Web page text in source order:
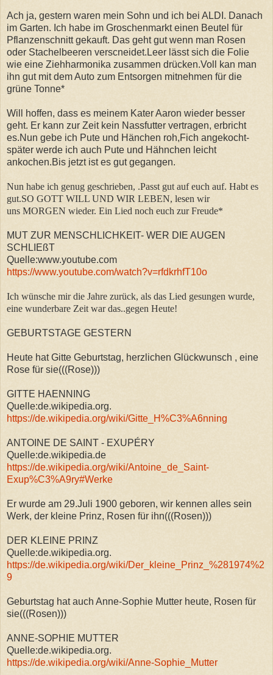
Ach ja, gestern waren mein Sohn und ich bei ALDI. Danach
im Garten. Ich habe im Groschenmarkt einen Beutel für
Pflanzenschnitt gekauft. Das geht gut wenn man Rosen
oder Stachelbeeren verscneidet.Leer lässt sich die Folie
wie eine Ziehharmonika zusammen drücken.Voll kan man
ihn gut mit dem Auto zum Entsorgen mitnehmen für die
grüne Tonne*
Will hoffen, dass es meinem Kater Aaron wieder besser
geht. Er kann zur Zeit kein Nassfutter vertragen, erbricht
es.Nun gebe ich Pute und Hänchen roh,Fich angekocht-
später werde ich auch Pute und Hähnchen leicht
ankochen.Bis jetzt ist es gut gegangen.
Nun habe ich genug geschrieben, .Passt gut auf euch auf. Habt es
gut.SO GOTT WILL UND WIR LEBEN, lesen wir
uns MORGEN wieder. Ein Lied noch euch zur Freude*
MUT ZUR MENSCHLICHKEIT- WER DIE AUGEN
SCHLIEßT
Quelle:www.youtube.com
https://www.youtube.com/watch?v=rfdkrhfT10o
Ich wünsche mir die Jahre zurück, als das Lied gesungen wurde,
eine wunderbare Zeit war das..gegen Heute!
GEBURTSTAGE GESTERN
Heute hat Gitte Geburtstag, herzlichen Glückwunsch , eine
Rose für sie(((Rose)))
GITTE HAENNING
Quelle:de.wikipedia.org.
https://de.wikipedia.org/wiki/Gitte_H%C3%A6nning
ANTOINE DE SAINT - EXUPÉRY
Quelle:de.wikipedia.de
https://de.wikipedia.org/wiki/Antoine_de_Saint-
Exup%C3%A9ry#Werke
Er wurde am 29.Juli 1900 geboren, wir kennen alles sein
Werk, der kleine Prinz, Rosen für ihn(((Rosen)))
DER KLEINE PRINZ
Quelle:de.wikipedia.org.
https://de.wikipedia.org/wiki/Der_kleine_Prinz_%281974%2
9
Geburtstag hat auch Anne-Sophie Mutter heute, Rosen für
sie(((Rosen)))
ANNE-SOPHIE MUTTER
Quelle:de.wikipedia.org.
https://de.wikipedia.org/wiki/Anne-Sophie_Mutter